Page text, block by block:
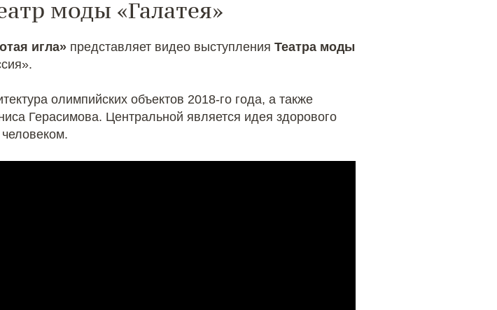
моды «Галатея»
игла» представляет видео выступления Театра моды
олимпийских объектов 2018-го года, а также
Герасимова. Центральной является идея здорового